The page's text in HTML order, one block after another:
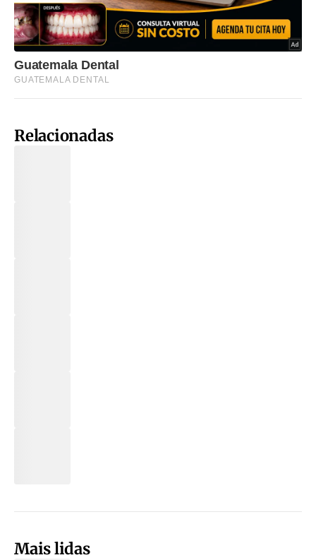
Relacionadas
Mais lidas